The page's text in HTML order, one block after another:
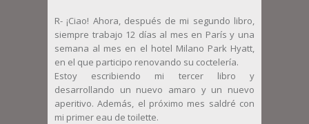
R- ¡Ciao! Ahora, después de mi segundo libro,
siempre trabajo 12 días al mes en París y una
semana al mes en el hotel Milano Park Hyatt,
en el que participo renovando su coctelería.
Estoy escribiendo mi tercer libro y
desarrollando un nuevo amaro y un nuevo
aperitivo. Además, el próximo mes saldré con
mi primer eau de toilette.